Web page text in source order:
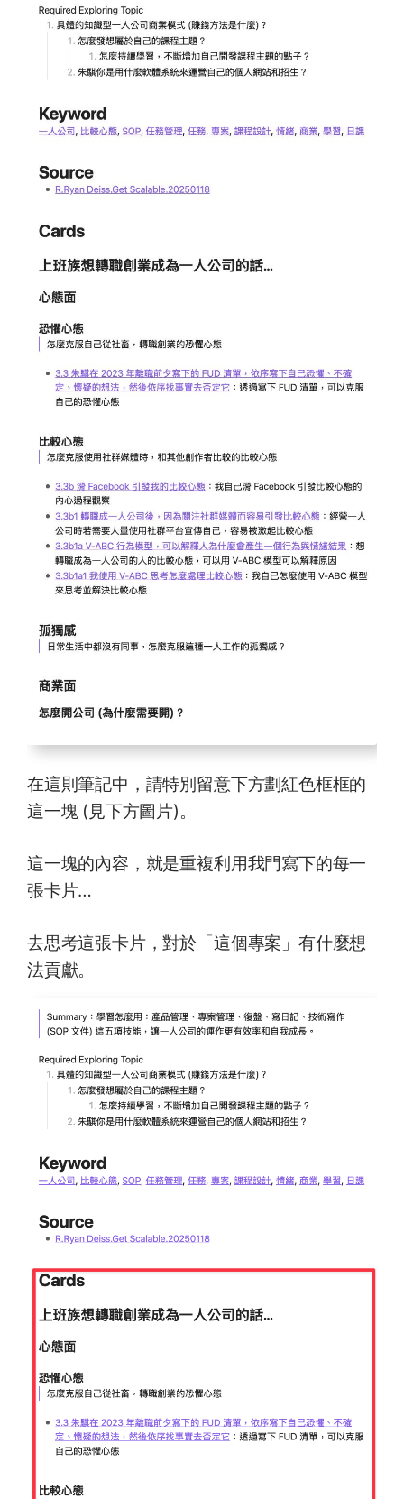
在這則筆記中，請特別留意下方劃紅色框框的
這一塊 (見下方圖片)。
這一塊的內容，就是重複利用我門寫下的每一
張卡片…
去思考這張卡片，對於「這個專案」有什麼想
法貢獻。